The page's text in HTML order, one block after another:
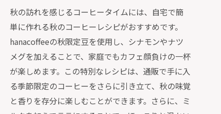
秋の訪れを感じるコーヒータイムには、自宅で簡
単に作れる秋のコーヒーレシピがおすすめです。
hanacoffeeの秋限定豆を使用し、シナモンやナツ
メグを加えることで、家庭でもカフェ顔負けの一杯
が楽しめます。この特別なレシピは、通販で手に入
る季節限定のコーヒーをさらに引き立て、秋の味覚
と香りを存分に楽しむことができます。さらに、ミ